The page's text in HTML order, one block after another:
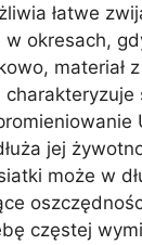
łatwe
w okresach,
materiał
jej
może w
częstej